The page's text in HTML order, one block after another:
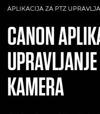
APLIKACIJA ZA PTZ
CANON
KAMERA